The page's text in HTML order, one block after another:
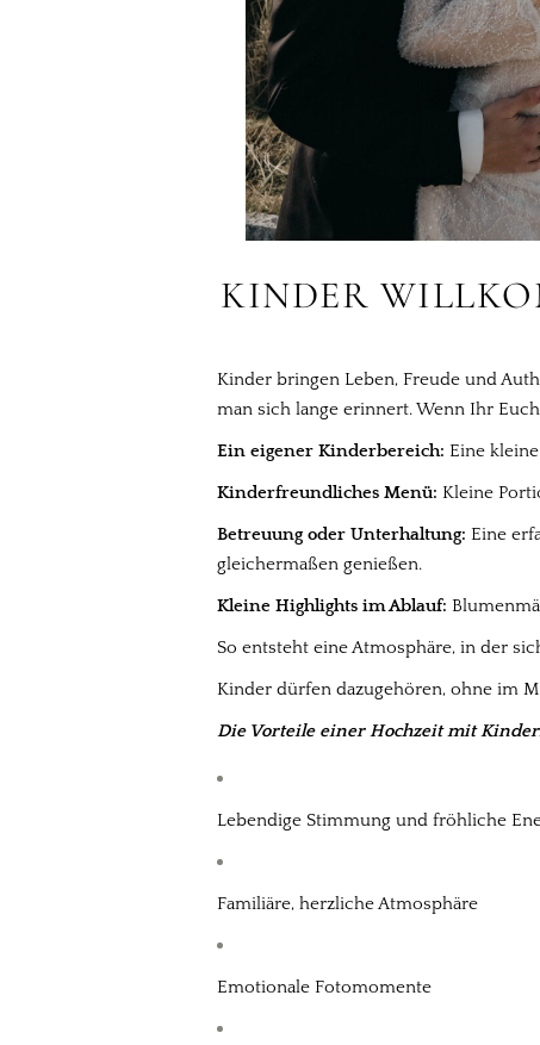
KINDER
Kinder bringen Leben, Freude und
man sich lange erinnert. Wenn Ihr
Ein eigener Kinderbereich: Eine
Kinderfreundliches Menü: Kleine
Betreuung oder Unterhaltung: Eine
gleichermaßen genießen.
Kleine Highlights im Ablauf:
So entsteht eine Atmosphäre, in der
Kinder dürfen dazugehören, ohne im
Die Vorteile einer Hochzeit mit
Lebendige Stimmung und fröhliche
Familiäre, herzliche Atmosphäre
Emotionale Fotomomente